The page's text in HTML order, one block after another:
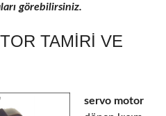
görebilirsiniz.
TAMIRI VE
servo motor